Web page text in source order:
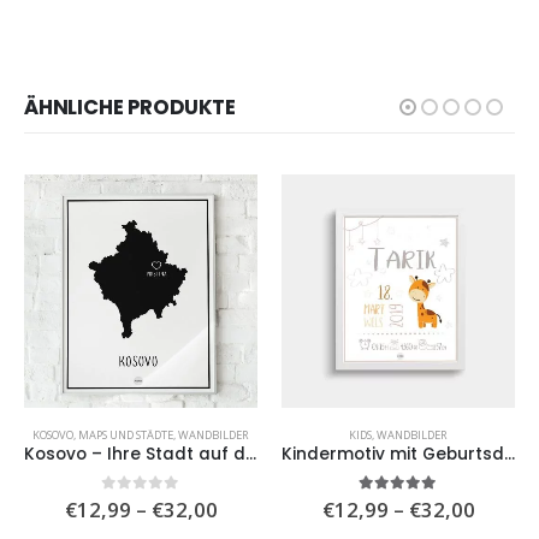
ÄHNLICHE PRODUKTE
,WOHNZIMMER
KOSOVO, MAPS UND STÄDTE,WANDBILDER
Kosovo – Ihre Stadt auf der Karte- Black
0von 5
€12,99 – €32,00Preisspanne:
KIDS,WANDBILDER
Kindermotiv mit Geburtsdaten
5.00 von 5
€12,99 – €32,00